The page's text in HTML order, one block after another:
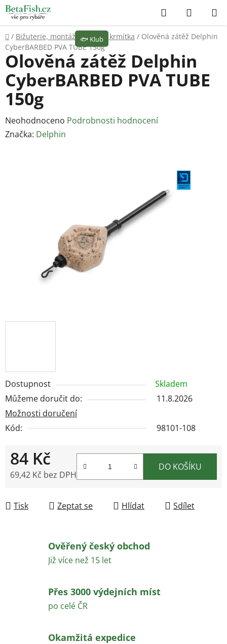
Přejít
na
obsah
Hledat
KOŠÍK
Domů
/ Bižuterie, montáže / Olova, krmítka / Olověná zátěž Delphin
CyberBARBED PVA TUBE 150g
Dostupnost
Skladem
Můžeme doručit do:
11.8.2026
Možnosti doručení
Kód:
98101-108
84 Kč
69,42 Kč bez DPH
DO KOŠÍKU
Tisk Zeptat se Hlídat Sdílet
Olověná zátěž Delphin
CyberBARBED PVA TUBE
150g
Průměrné
hodnocení
Neohodnoceno Podrobnosti hodnocení
Značka: Delphin
Ověřený český obchod
Již více než 15 let
Přes 3000 výdejních míst
po celé ČR
Okamžitá expedice
🐟 Klub